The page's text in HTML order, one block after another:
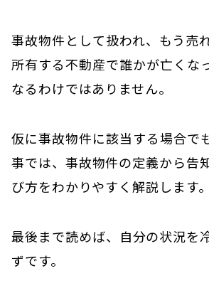
事故物件として扱われ、もう売
所有する不動産で誰かが亡くな
なるわけではありません。
仮に事故物件に該当する場合で
事では、事故物件の定義から告
び方をわかりやすく解説します。
最後まで読めば、自分の状況を
ずです。